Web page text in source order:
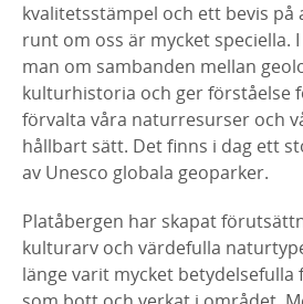
kvalitetsstämpel och ett bevis
runt om oss är mycket speciella.
man om sambanden mellan
kulturhistoria och ger förståelse
förvalta våra naturresurser och
hållbart sätt. Det finns i dag ett
av Unesco globala geoparker.
Platåbergen har skapat
kulturarv och värdefulla
länge varit mycket